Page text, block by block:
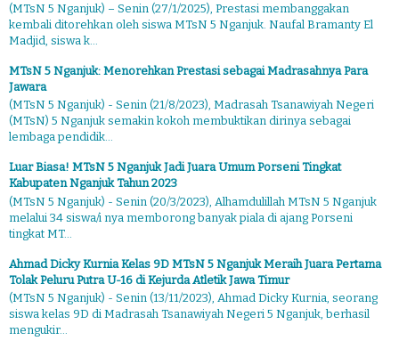
(MTsN 5 Nganjuk) – Senin (27/1/2025), Prestasi membanggakan
kembali ditorehkan oleh siswa MTsN 5 Nganjuk. Naufal Bramanty El
Madjid, siswa k...
MTsN 5 Nganjuk: Menorehkan Prestasi sebagai Madrasahnya Para
Jawara
(MTsN 5 Nganjuk) - Senin (21/8/2023), Madrasah Tsanawiyah Negeri
(MTsN) 5 Nganjuk semakin kokoh membuktikan dirinya sebagai
lembaga pendidik...
Luar Biasa! MTsN 5 Nganjuk Jadi Juara Umum Porseni Tingkat
Kabupaten Nganjuk Tahun 2023
(MTsN 5 Nganjuk) - Senin (20/3/2023), Alhamdulillah MTsN 5 Nganjuk
melalui 34 siswa/i nya memborong banyak piala di ajang Porseni
tingkat MT...
Ahmad Dicky Kurnia Kelas 9D MTsN 5 Nganjuk Meraih Juara Pertama
Tolak Peluru Putra U-16 di Kejurda Atletik Jawa Timur
(MTsN 5 Nganjuk) - Senin (13/11/2023), Ahmad Dicky Kurnia, seorang
siswa kelas 9D di Madrasah Tsanawiyah Negeri 5 Nganjuk, berhasil
mengukir...